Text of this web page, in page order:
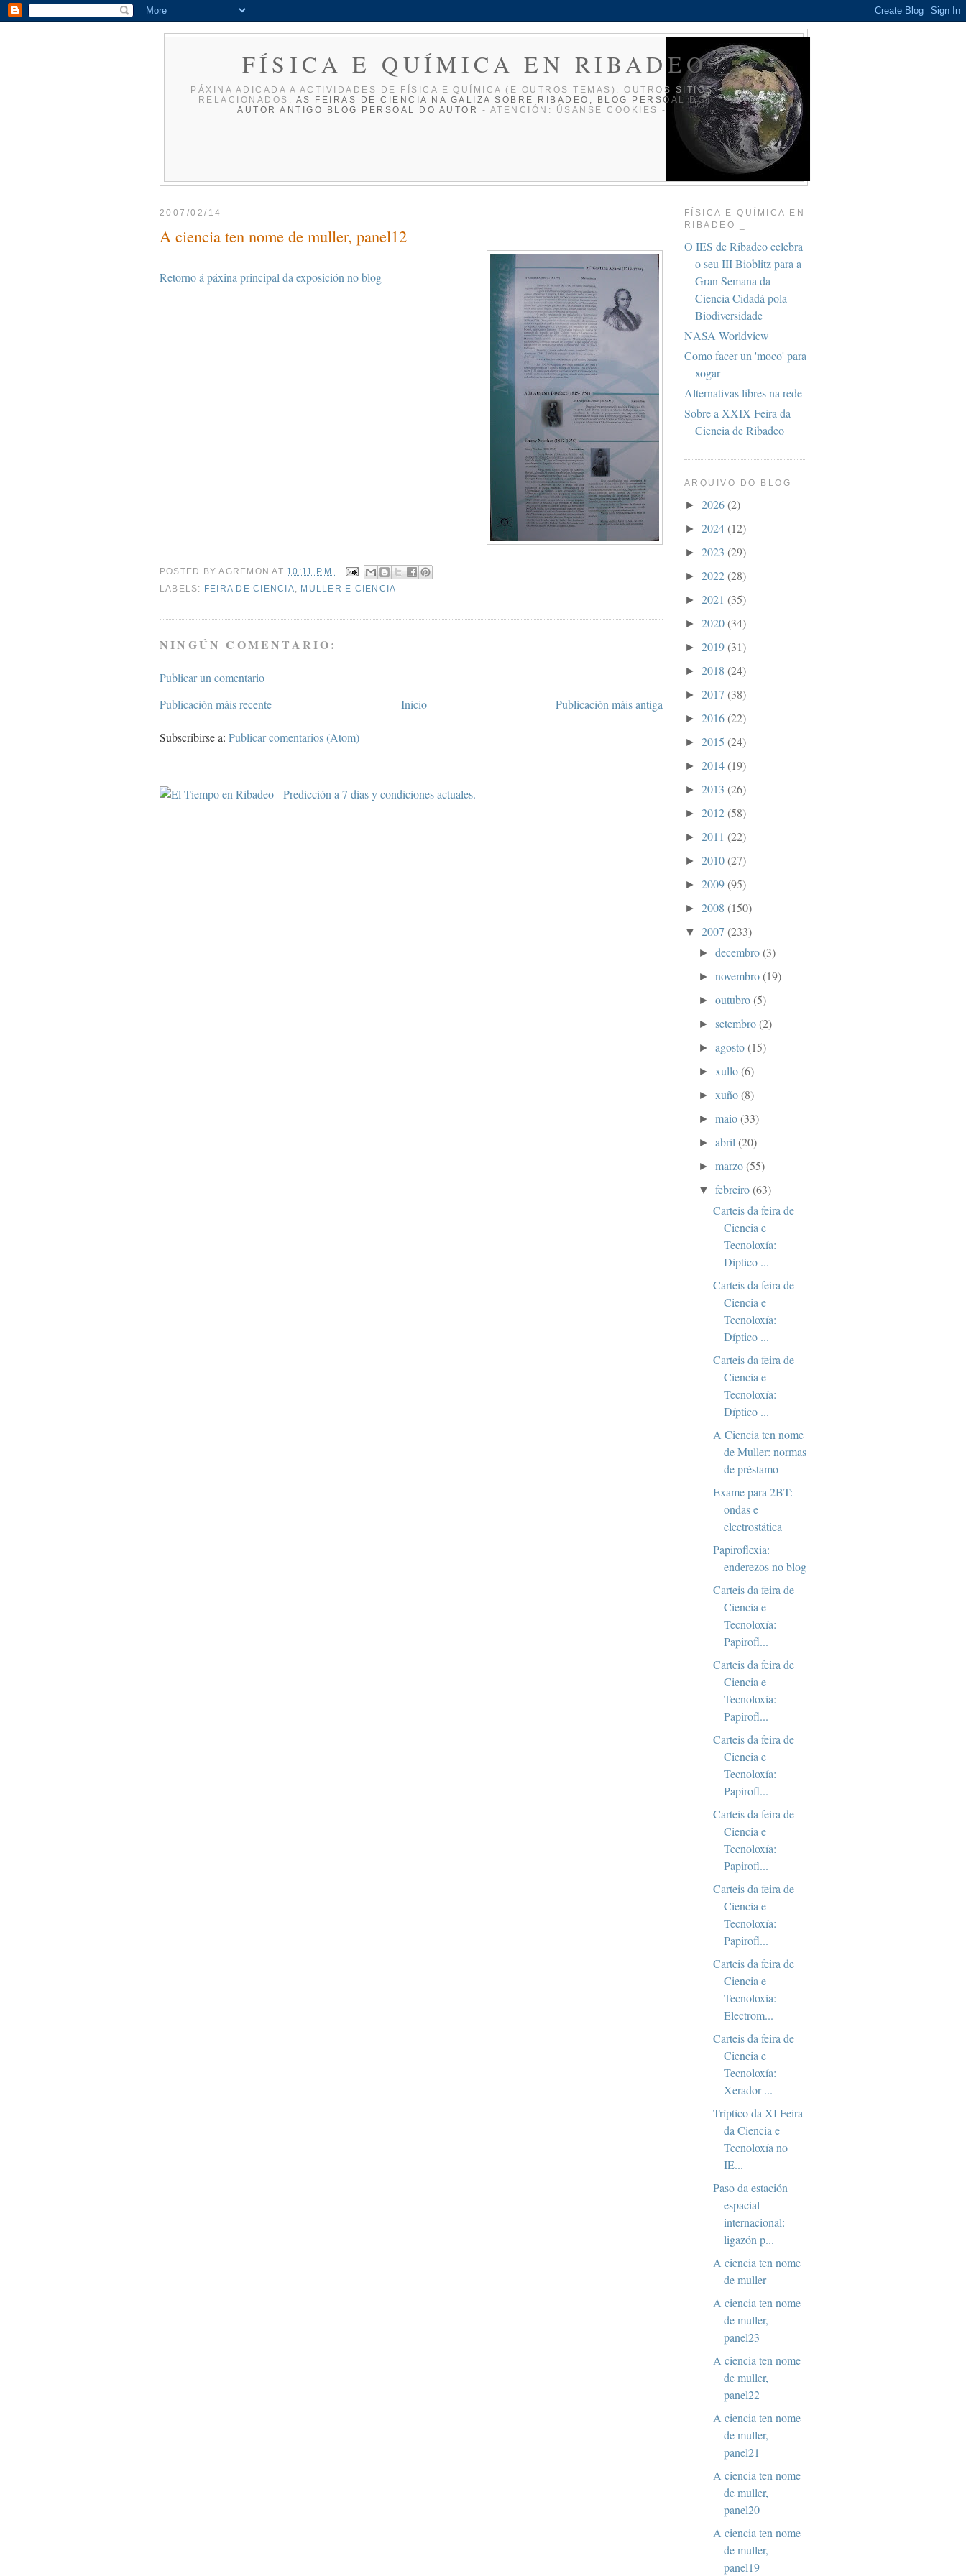
FÍSICA E QUÍMICA EN RIBADEO _
PÁXINA ADICADA A ACTIVIDADES DE FÍ­SICA E QUÍ­MICA (E OUTROS TEMAS). OUTROS SITIOS
RELACIONADOS: AS FEIRAS DE CIENCIA NA GALIZA SOBRE RIBADEO, BLOG PERSOAL DO
AUTOR ANTIGO BLOG PERSOAL DO AUTOR - ATENCIÓN: ÚSANSE COOKIES -
2007/02/14
A ciencia ten nome de muller, panel12
Retorno á páxina principal da exposición no blog
POSTED BYAGREMON AT 10:11 P.M.
LABELS: FEIRA DE CIENCIA, MULLER E CIENCIA
NINGÚN COMENTARIO:
Publicar un comentario
Publicación máis recente
Publicación máis antiga
Inicio
Subscribirse a: Publicar comentarios (Atom)
FÍSICA E QUÍMICA EN
RIBADEO _
O IES de Ribadeo celebra
o seu III Bioblitz para a
Gran Semana da
Ciencia Cidadá pola
Biodiversidade
NASA Worldview
Como facer un 'moco' para
xogar
Alternativas libres na rede
Sobre a XXIX Feira da
Ciencia de Ribadeo
ARQUIVO DO BLOG
► 2026(2)
► 2024(12)
► 2023 (29)
► 2022(28)
► 2021 (35)
► 2020(34)
► 2019(31)
► 2018 (24)
► 2017 (38)
► 2016(22)
► 2015 (24)
► 2014(19)
► 2013 (26)
► 2012(58)
► 2011 (22)
► 2010(27)
► 2009(95)
► 2008 (150)
▼ 2007 (233)
►decembro(3)
►novembro(19)
►outubro(5)
►setembro(2)
►agosto(15)
►xullo(6)
►xuño(8)
►maio(33)
►abril(20)
►marzo(55)
▼febreiro(63)
Carteis da feira de
Ciencia e
Tecnoloxía:
Díptico ...
Carteis da feira de
Ciencia e
Tecnoloxía:
Díptico ...
Carteis da feira de
Ciencia e
Tecnoloxía:
Díptico ...
A Ciencia ten nome
de Muller: normas
de préstamo
Exame para 2BT:
ondas e
electrostática
Papiroflexia:
enderezos no blog
Carteis da feira de
Ciencia e
Tecnoloxía:
Papirofl...
Carteis da feira de
Ciencia e
Tecnoloxía:
Papirofl...
Carteis da feira de
Ciencia e
Tecnoloxía:
Papirofl...
Carteis da feira de
Ciencia e
Tecnoloxía:
Papirofl...
Carteis da feira de
Ciencia e
Tecnoloxía:
Papirofl...
Carteis da feira de
Ciencia e
Tecnoloxía:
Electrom...
Carteis da feira de
Ciencia e
Tecnoloxía:
Xerador ...
Tríptico da XI Feira
da Ciencia e
Tecnoloxía no
IE...
Paso da estación
espacial
internacional:
ligazón p...
A ciencia ten nome
de muller
A ciencia ten nome
de muller,
panel23
A ciencia ten nome
de muller,
panel22
A ciencia ten nome
de muller,
panel21
A ciencia ten nome
de muller,
panel20
A ciencia ten nome
de muller,
panel19